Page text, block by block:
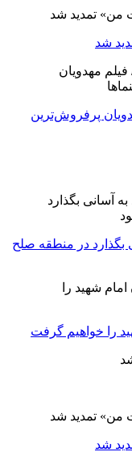
شد
پرفروش‌ترین
بگذارد در منطقه صلح
را خواهیم گرفت
شد